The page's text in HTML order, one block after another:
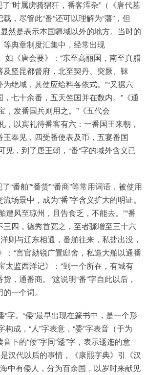
“时属虏骑猖狂，番客浑杂”（《唐代墓
，尽管此“番”还可以理解为“藩”，但
然是表示本国疆域以外的地方。当时的
等典章制度汇集中，经常出现
如《唐会要》：“东至高丽国，南至真腊
及坚昆都督府，北至契丹、突厥、靺
绝域，其使应给料各依式。”“又据六
七十余番，五天竺国并在数内。”《通
，发番国兵则用之。”《五代会
，以宾礼待番客有六：一番国王来朝，
奉见，四受番使表及币，五宴番国
见，到了唐王朝，“番”字的域外含义已
“番舶”“番货”“番商”等常用词语，被使用
场景中，成为“番”字含义扩大的明证。
遭风至琼州，且告食乏，不能去。”“番
四，德秀首宽之，至者骤增至三十六
则与辽东相通，番舶往来，私盐出没，
：“言官劾锐广置邸舍，私造大舶以通番
太监西洋记》：“到一个所在，有城有
，通番商。”这说明“番”字自此以后，
一个词。
”字。“倭”最早出现在篆书中，是一个形
构成，“人”字表意，“委”字表音（于为
下的“倭”字同“逶”字，表示逶迤的意
汉代以后的事情，《康熙字典》引《汉
中有倭人，分为百余国，以岁时来献见